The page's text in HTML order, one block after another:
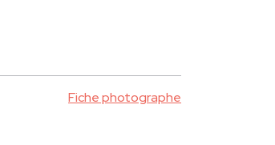
Fiche photographe